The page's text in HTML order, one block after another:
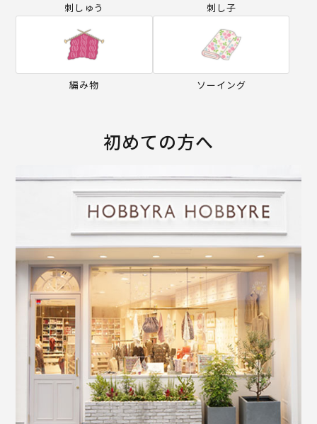
刺しゅう 刺し子
編み物 ソーイング
初めての方へ